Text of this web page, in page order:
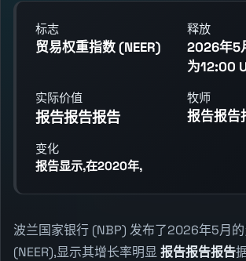
标志
贸易权重指数 (NEER)
释放
2026年5
为12:00
实际价值
报告报告报告
牧师
报告报告
变化
报告显示,在2020年,
波兰国家银行 (NBP) 发布了2026年5月
(NEER),显示其增长率明显 报告报告报告